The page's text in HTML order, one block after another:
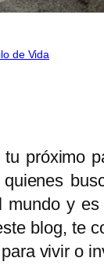
de Vida
próximo
mundo y
blog, te
vivir o